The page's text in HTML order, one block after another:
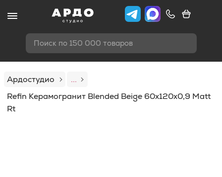
Поиск по 150 000 товаров
Ардостудио
...
Refin Керамогранит Blended Beige 60x120x0,9 Matt
Rt